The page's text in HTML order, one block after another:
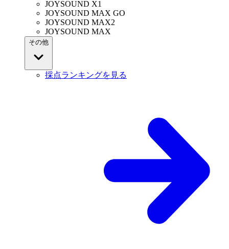
JOYSOUND X1
JOYSOUND MAX GO
JOYSOUND MAX2
JOYSOUND MAX
その他
採点ランキングを見る